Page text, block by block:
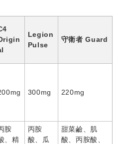
Legion
Pulse
守衛者 Guard
300mg 220mg
胺
、精
丙胺
酸、瓜
甜菜鹼、肌
酸、丙胺酸、